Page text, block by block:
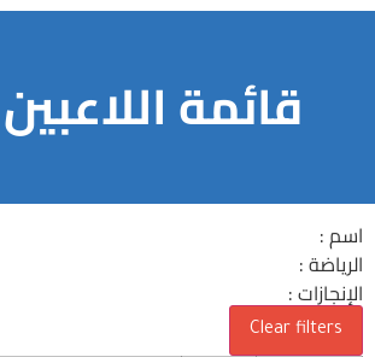
قائمة اللاعبين
اسم :
الرياضة :
الإنجازات :
Clear filters